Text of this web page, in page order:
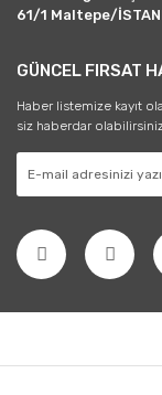
61/1 Maltepe/
GÜNCEL FIRSAT
Haber listemize kayıt
siz haberdar